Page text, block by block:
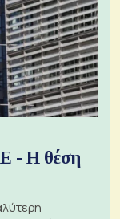
- Η θέση